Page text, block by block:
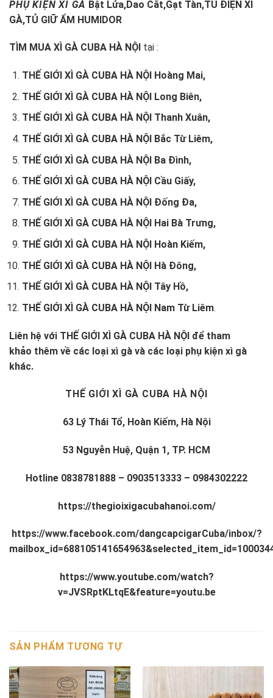
PHỤ KIỆN XÌ GÀ Bật Lửa,Dao Cắt,Gạt Tàn,TỦ ĐIỆN XÌ
GÀ,TỦ GIỮ ẨM HUMIDOR
TÌM MUA XÌ GÀ CUBA HÀ NỘI tại :
THẾ GIỚI XÌ GÀ CUBA HÀ NỘI Hoàng Mai,
THẾ GIỚI XÌ GÀ CUBA HÀ NỘI Long Biên,
THẾ GIỚI XÌ GÀ CUBA HÀ NỘI Thanh Xuân,
THẾ GIỚI XÌ GÀ CUBA HÀ NỘI Bắc Từ Liêm,
THẾ GIỚI XÌ GÀ CUBA HÀ NỘI Ba Đình,
THẾ GIỚI XÌ GÀ CUBA HÀ NỘI Cầu Giấy,
THẾ GIỚI XÌ GÀ CUBA HÀ NỘI Đống Đa,
THẾ GIỚI XÌ GÀ CUBA HÀ NỘI Hai Bà Trưng,
THẾ GIỚI XÌ GÀ CUBA HÀ NỘI Hoàn Kiếm,
THẾ GIỚI XÌ GÀ CUBA HÀ NỘI Hà Đông,
THẾ GIỚI XÌ GÀ CUBA HÀ NỘI Tây Hồ,
THẾ GIỚI XÌ GÀ CUBA HÀ NỘI Nam Từ Liêm.
Liên hệ với THẾ GIỚI XÌ GÀ CUBA HÀ NỘI để tham
khảo thêm về các loại xì gà và các loại phụ kiện xì gà
khác.
THẾ GIỚI XÌ GÀ CUBA HÀ NỘI
63 Lý Thái Tổ, Hoàn Kiếm, Hà Nội
53 Nguyễn Huệ, Quận 1, TP. HCM
Hotline 0838781888 – 0903513333 – 0984302222
https://thegioixigacubahanoi.com/
https://www.facebook.com/dangcapcigarCuba/inbox/?
https://www.youtube.com/watch?
v=JVSRptKLtqE&feature=youtu.be
SẢN PHẨM TƯƠNG TỰ